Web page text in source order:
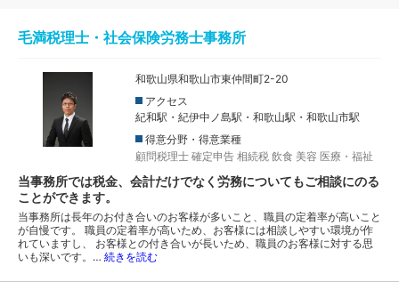
毛満税理士・社会保険労務士事務所
和歌山県和歌山市東仲間町2-20
アクセス
紀和駅・紀伊中ノ島駅・和歌山駅・和歌山市駅
得意分野・得意業種
顧問税理士 確定申告 相続税 飲食 美容 医療・福祉
当事務所では税金、会計だけでなく労務についてもご相談にのる
ことができます。
当事務所は長年のお付き合いのお客様が多いこと、職員の定着率が高いこと
が自慢です。 職員の定着率が高いため、お客様には相談しやすい環境が作
れていますし、 お客様との付き合いが長いため、職員のお客様に対する思
いも深いです。… 続きを読む